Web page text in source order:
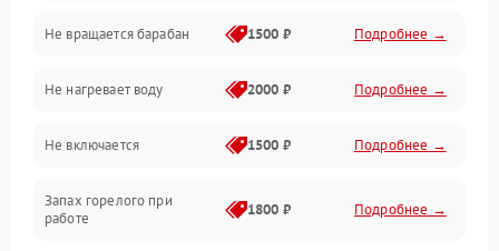
Слив
Программное обеспечение
Не вращается барабан 1500 ₽ Подробнее →
Не нагревает воду 2000 ₽ Подробнее →
Не включается 1500 ₽ Подробнее →
Запах горелого при
работе
1800 ₽ Подробнее →